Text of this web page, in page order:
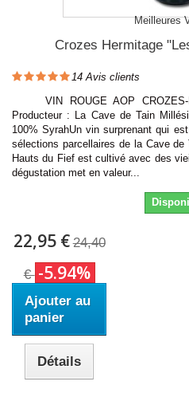
Meilleures
Crozes Hermitage
14 Avis clients
VIN ROUGE AOP CROZES-
Producteur : La Cave de Tain
100% SyrahUn vin surprenant qui
sélections parcellaires de la Cave
Hauts du Fief est cultivé avec des
dégustation met en valeur...
22,95 € 24,40
€ -5.94%
Ajouter au
panier
Détails